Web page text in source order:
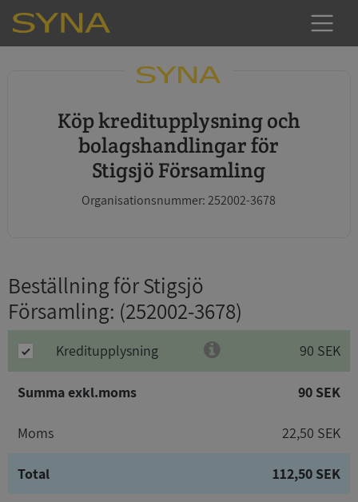
Köp kreditupplysning och
bolagshandlingar för
Stigsjö Församling
Organisationsnummer: 252002-3678
Beställning för Stigsjö
Församling: (252002-3678)
Kreditupplysning 90 SEK
Summa exkl.moms 90 SEK
Moms 22,50 SEK
Total 112,50 SEK